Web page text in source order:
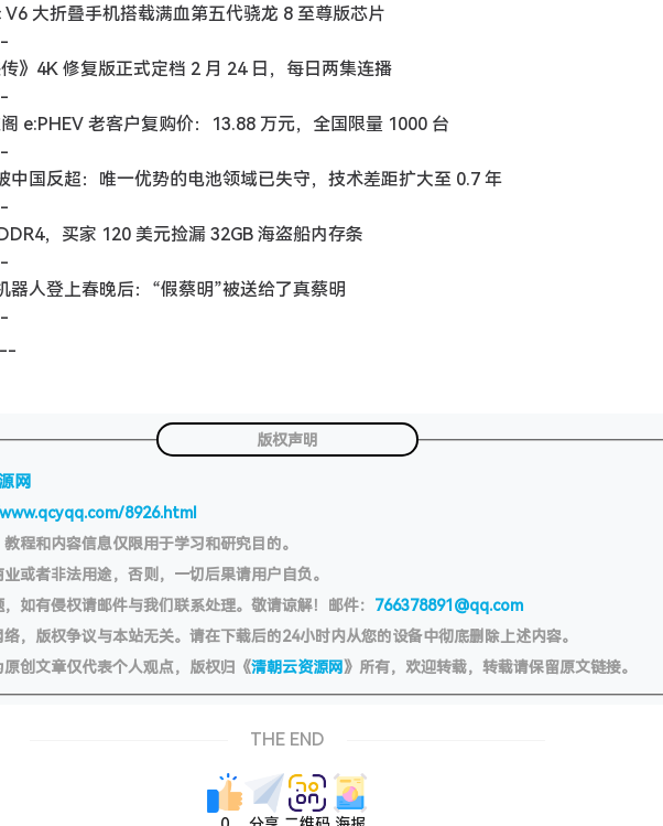
大折叠手机搭载满血第五代骁龙 8 至尊版芯片
》4K 修复版正式定档 2 月 24 日，每日两集连播
e:PHEV 老客户复购价：13.88 万元，全国限量 1000 台
中国反超：唯一优势的电池领域已失守，技术差距扩大至 0.7 年
，买家 120 美元捡漏 32GB 海盗船内存条
器人登上春晚后：“假蔡明”被送给了真蔡明
版权声明
网
8926.html
程和内容信息仅限用于学习和研究目的。
或者非法用途，否则，一切后果请用户自负。
如有侵权请邮件与我们联系处理。敬请谅解！邮件： 766378891@qq.com
，版权争议与本站无关。请在下载后的24小时内从您的设备中彻底删除上述内容。
创文章仅代表个人观点，版权归《清朝云资源网》所有，欢迎转载，转载请保留原文链接。
THE END